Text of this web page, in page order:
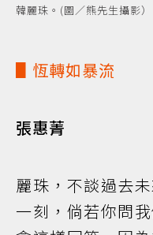
韓麗珠。(圖／熊先生攝影）
▋恆轉如暴流
張惠菁
麗珠，不談過去
一刻，倘若你問